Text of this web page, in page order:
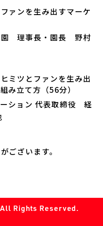
ァンを生み出すマーケ
園 理事長・園長 野村
ミツとファンを生み出
み立て方（56分）
ション 代表取締役 経
ございます。
Rights Reserved.